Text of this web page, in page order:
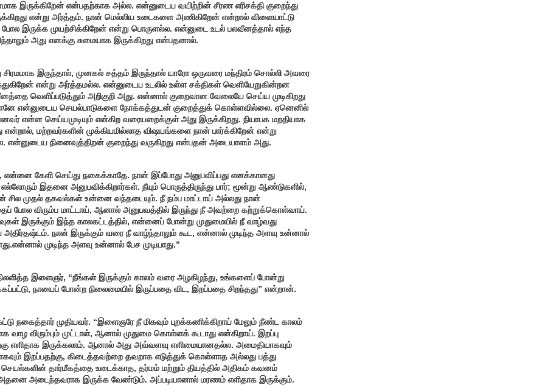
இருக்கிறேன் என்பதற்காக அல்ல. என்னுடைய வயிற்றின் சீரண எரிசக்தி குறைந்து
என்று அர்த்தம். நான் மெல்லிய உடைகளை அணிகிறேன் என்றால் விளையாட்டு
இருக்க முயற்சிக்கிறேன் என்று பொருளல்ல. என்னுடை உடல் பலவீனத்தால் எந்த
அது எனக்கு சுமையாக இருக்கிறது என்பதனால்.
சிரமமாக இருந்தால், முனகல் சத்தம் இருந்தால் யாரோ ஒருவரை மந்திரம் சொல்லி அவரை
என்று அர்த்தமல்ல. என்னுடைய உடலில் உள்ள சக்திகள் வெளியேறுகின்றன
வெளிப்படுத்தும் அறிகுறி அது. என்னால் குறைவான வேலையே செய்ய முடிகிறது
என்னுடைய செயல்பாடுகளை நோக்கத்துடன் குறைத்துக் கொள்ளவில்லை. ஏனெனில்
என்ன செய்யமுடியும் என்கிற வரையறைக்குள் அது இருக்கிறது. நியாபக மறதியாக
என்றால், மற்றவர்களின் முக்கியமில்லாத விஷயங்களை நான் பார்க்கிறேன் என்று
என்னுடைய நினைவுத்திறன் குறைந்து வருகிறது என்பதன் அடையாளம் அது.
கேளி செய்து நகைக்காதே. நான் இப்போது அனுபவிப்பது எனக்கானது
இதனை அனுபவிக்கிறார்கள். நீயும் பொருத்திருந்து பார்; மூன்று ஆண்டுகளில்,
சில முதல் தகவல்கள் உன்னை வந்தடையும். நீ நம்ப மாட்டாய் அல்லது நான்
போல விரும்ப மாட்டாய், ஆனால் அனுபவத்தில் இருந்து நீ அவற்றை கற்றுக்கொள்வாய்.
இருக்கும் இந்த காலகட்டத்தில், என்னைப் போன்று முதுமையில் நீ வாழ்வது
நான் இருக்கும் வரை நீ வாழ்ந்தாலும் கூட, என்னால் முடிந்த அளவு உன்னால்
முடிந்த அளவு உன்னால் பேச முடியாது.”
இளைஞர், “நீங்கள் இருக்கும் காலம் வரை அழகிழந்து, உங்களைப் போன்று
நாயைப் போன்ற நிலைமையில் இருப்பதை விட, இறப்பதை சிறந்தது” என்றான்.
நகைத்தார் முதியவர். “இளைஞரே நீ மிகவும் புறக்கணிக்கிறாய் மேலும் நீண்ட காலம்
வாழ விரும்பும் முட்டாள், ஆனால் முதுமை கொள்ளக் கூடாது என்கிறாய். இறப்பு
எளிதாக இருக்கலாம். ஆனால் அது அவ்வளவு எளிமையானதல்ல. அமைதியாகவும்
இறப்பதற்கு, கிடைத்தவற்றை தவறாக எடுத்துக் கொள்ளாத அல்லது பத்து
செயல்களின் தார்மீகத்தை உடைக்காத, தர்மம் மற்றும் தியத்தில் அதிகம் கவனம்
அடைந்தவராக இருக்க வேண்டும். அப்படியானால் மரணம் எளிதாக இருக்கும்.